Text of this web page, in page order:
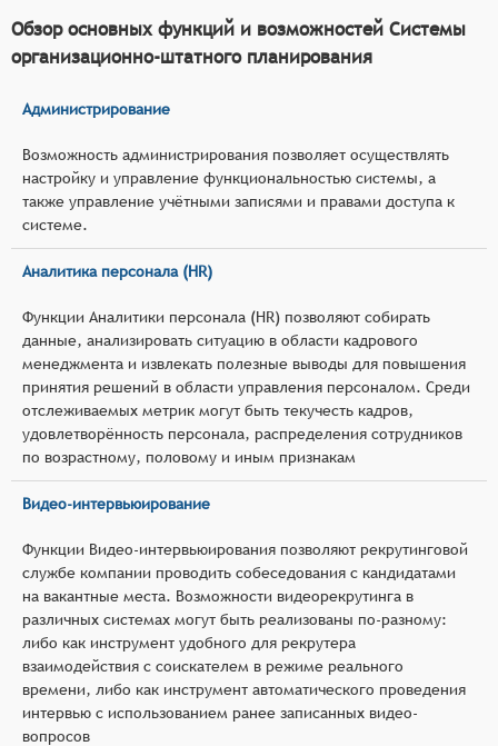
Обзор основных функций и возможностей Системы
организационно-штатного планирования
Администрирование
Возможность администрирования позволяет осуществлять
настройку и управление функциональностью системы, а
также управление учётными записями и правами доступа к
системе.
Аналитика персонала (HR)
Функции Аналитики персонала (HR) позволяют собирать
данные, анализировать ситуацию в области кадрового
менеджмента и извлекать полезные выводы для повышения
принятия решений в области управления персоналом. Среди
отслеживаемых метрик могут быть текучесть кадров,
удовлетворённость персонала, распределения сотрудников
по возрастному, половому и иным признакам
Видео-интервьюирование
Функции Видео-интервьюирования позволяют рекрутинговой
службе компании проводить собеседования с кандидатами
на вакантные места. Возможности видеорекрутинга в
различных системах могут быть реализованы по-разному:
либо как инструмент удобного для рекрутера
взаимодействия с соискателем в режиме реального
времени, либо как инструмент автоматического проведения
интервью с использованием ранее записанных видео-
вопросов